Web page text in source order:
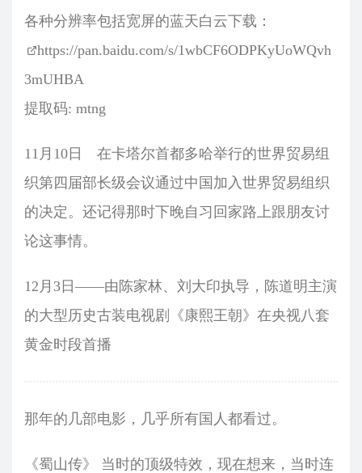
各种分辨率包括宽屏的蓝天白云下载：
https://pan.baidu.com/s/1wbCF6ODPKyUoWQvh
3mUHBA
提取码: mtng
11月10日 在卡塔尔首都多哈举行的世界贸易组
织第四届部长级会议通过中国加入世界贸易组织
的决定。还记得那时下晚自习回家路上跟朋友讨
论这事情。
12月3日——由陈家林、刘大印执导，陈道明主演
的大型历史古装电视剧《康熙王朝》在央视八套
黄金时段首播
那年的几部电影，几乎所有国人都看过。
《蜀山传》 当时的顶级特效，现在想来，当时连